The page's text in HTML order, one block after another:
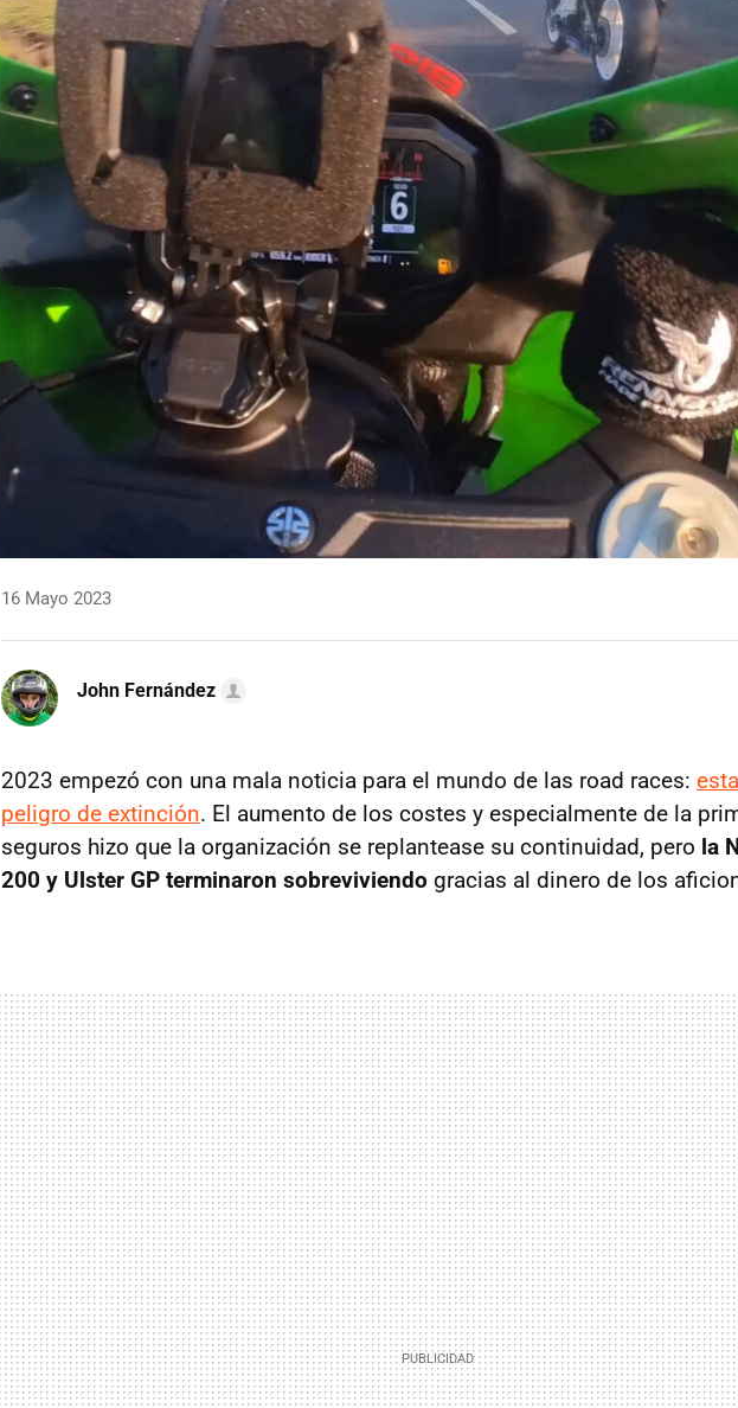
16 Mayo 2023
John Fernández
2023 empezó con una mala noticia para el mundo de las road races:
peligro de extinción. El aumento de los costes y especialmente de la
seguros hizo que la organización se replantease su continuidad, pero la
200 y Ulster GP terminaron sobreviviendo gracias al dinero de los